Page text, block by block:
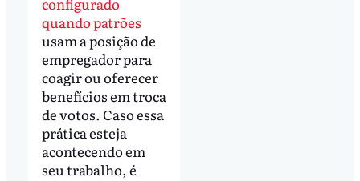
quando patrões
usam a posição de
empregador para
coagir ou oferecer
benefícios em troca
de votos. Caso essa
prática esteja
acontecendo em
seu trabalho, é